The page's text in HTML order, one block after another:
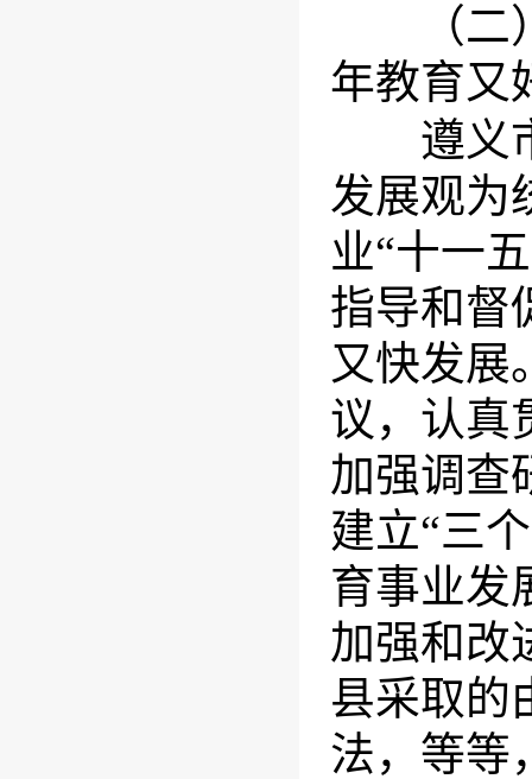
（二）
年教育又
遵义市
发展观为
业“十一
指导和督
又快发展
议，认真
加强调查
建立“三
育事业发
加强和改
县采取的
法，等等